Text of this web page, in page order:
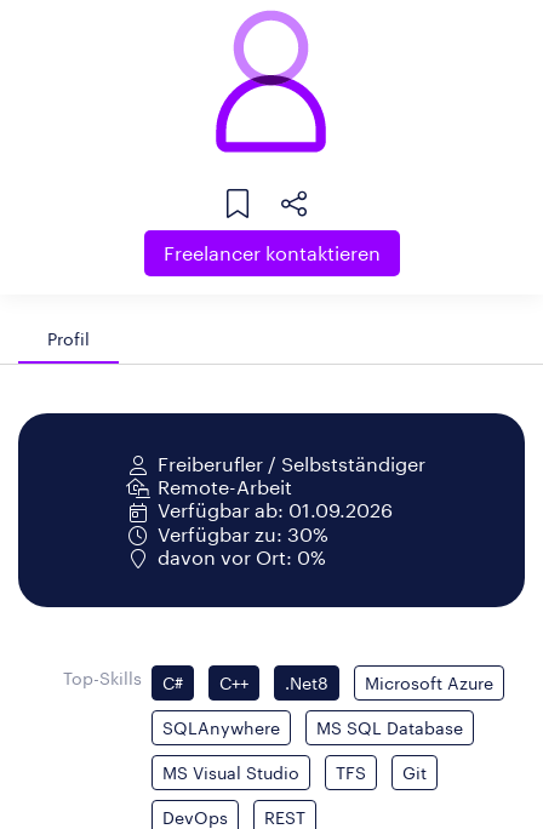
Freelancer kontaktieren
Profil
Freiberufler / Selbstständiger
Remote-Arbeit
Verfügbar ab: 01.09.2026
Verfügbar zu: 30%
davon vor Ort: 0%
Top-Skills C# C++ .Net8 Microsoft Azure
SQLAnywhere MS SQL Database
MS Visual Studio TFS Git
DevOps REST